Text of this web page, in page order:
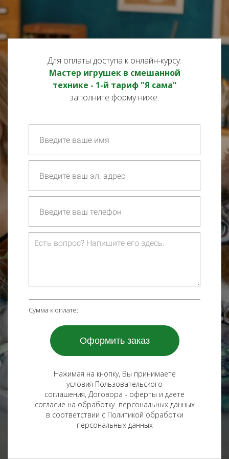
Для оплаты доступа к онлайн-курсу:
Мастер игрушек в смешанной
технике - 1-й тариф "Я сама"
заполните форму ниже:
Сумма к оплате:
Оформить заказ
Нажимая на кнопку, Вы принимаете
условия Пользовательского
соглашения, Договора - оферты и даете
согласие на обработку персональных данных
в соответствии с Политикой обработки
персональных данных